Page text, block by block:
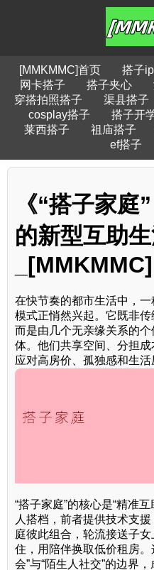
[MMKMMC]首页 搭子ip
网卡搭子
搭子夹心
穿搭拍照搭子
渠县搭子
cosplay搭子
搭子开
莱西搭子
祖庙搭子
ef搭子
《“搭子家庭
的新型互助生
_[MMKMMC]
在快节奏的都市生活中，一
模式正悄然兴起。它既非传
而是由几个无亲缘关系的
体。他们共享空间、分担
应对高房价、孤独感和生活
“搭子家庭”的核心是“精准
人搭档，前者提供技术支
庭彼此组合，轮流接送子
住，用陪伴换取低价租房。
会”与“陌生人社交”的边界